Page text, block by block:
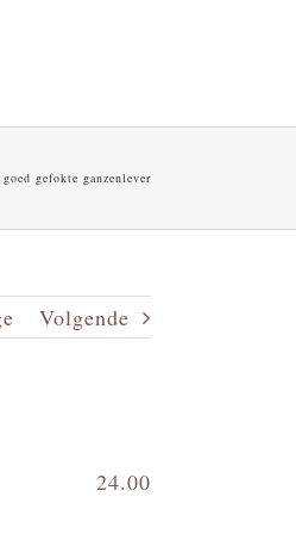
gefokte ganzenlever
Volgende
24.00